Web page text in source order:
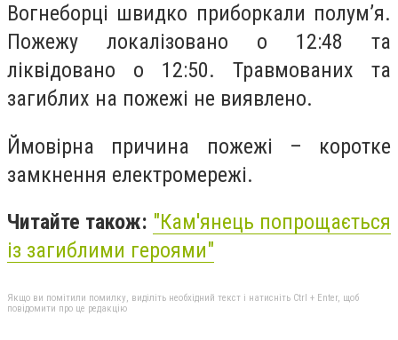
Вогнеборці швидко приборкали полум’я.
Пожежу локалізовано о 12:48 та
ліквідовано о 12:50. Травмованих та
загиблих на пожежі не виявлено.
Ймовірна причина пожежі – коротке
замкнення електромережі.
Читайте також: "Кам'янець попрощається
із загиблими героями"
Якщо ви помітили помилку, виділіть необхідний текст і натисніть Ctrl + Enter, щоб
повідомити про це редакцію